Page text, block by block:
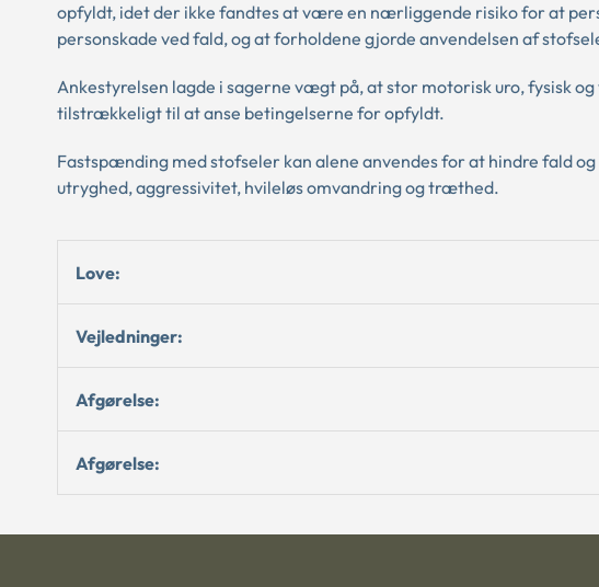
opfyldt, idet der ikke fandtes at være en nærliggende risiko for at
personskade ved fald, og at forholdene gjorde anvendelsen af
Ankestyrelsen lagde i sagerne vægt på, at stor motorisk uro, fysisk
tilstrækkeligt til at anse betingelserne for opfyldt.
Fastspænding med stofseler kan alene anvendes for at hindre fald
utryghed, aggressivitet, hvileløs omvandring og træthed.
Love:
Vejledninger:
Afgørelse:
Afgørelse: